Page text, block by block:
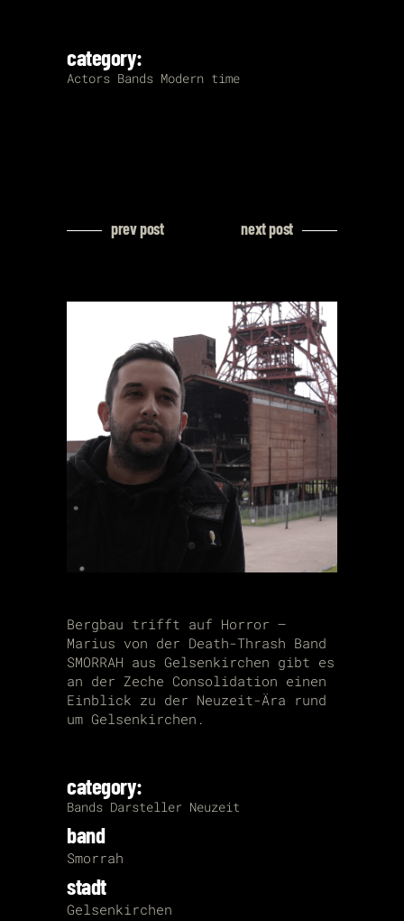
category:
Actors Bands Modern time
prev post next post
Bergbau trifft auf Horror –
Marius von der Death-Thrash Band
SMORRAH aus Gelsenkirchen gibt es
an der Zeche Consolidation einen
Einblick zu der Neuzeit-Ära rund
um Gelsenkirchen.
category:
Bands Darsteller Neuzeit
band
Smorrah
stadt
Gelsenkirchen